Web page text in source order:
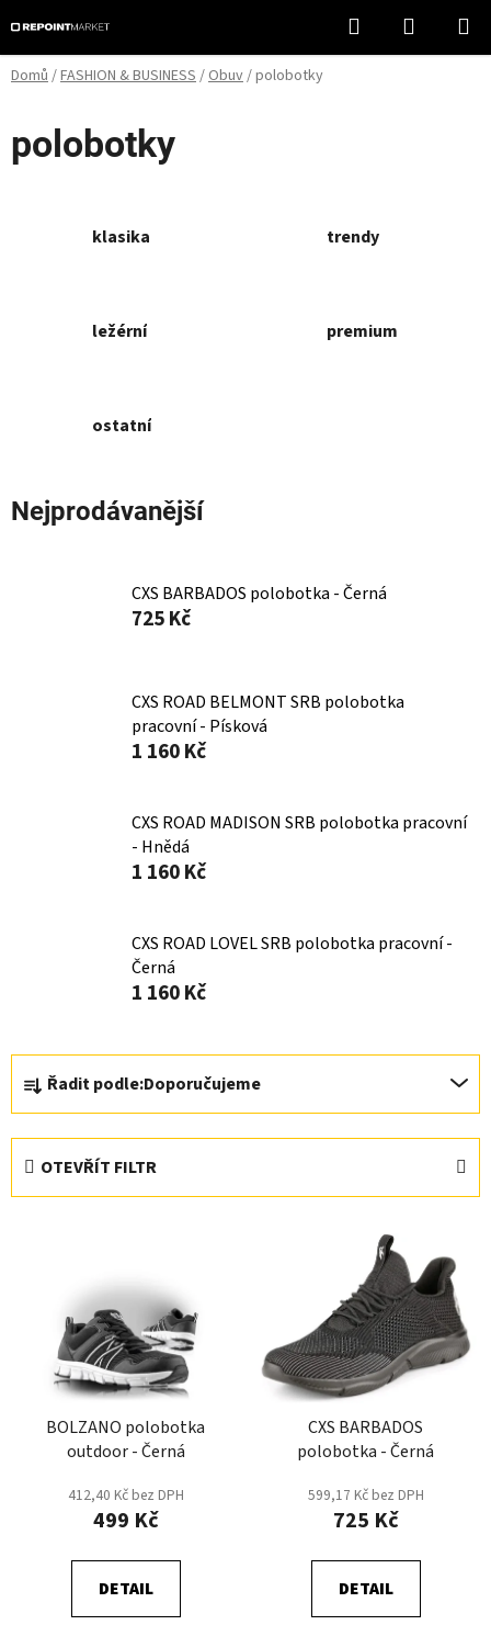
na
obsah
Hledat
KOŠÍK
Domů/FASHION & BUSINESS/Obuv/polobotky
polobotky
klasika trendy
ležérní premium
ostatní
Nejprodávanější
CXS BARBADOS polobotka - Černá
725 Kč
CXS ROAD BELMONT SRB polobotka
pracovní - Písková
1 160 Kč
CXS ROAD MADISON SRB polobotka pracovní
- Hnědá
1 160 Kč
CXS ROAD LOVEL SRB polobotka pracovní -
Černá
1 160 Kč
z
Řadit podle:Doporučujeme
OTEVŘÍT FILTR
BOLZANO polobotka
outdoor - Černá
412,40 Kč bez DPH
499 Kč
DETAIL
CXS BARBADOS
polobotka - Černá
599,17 Kč bez DPH
725 Kč
DETAIL